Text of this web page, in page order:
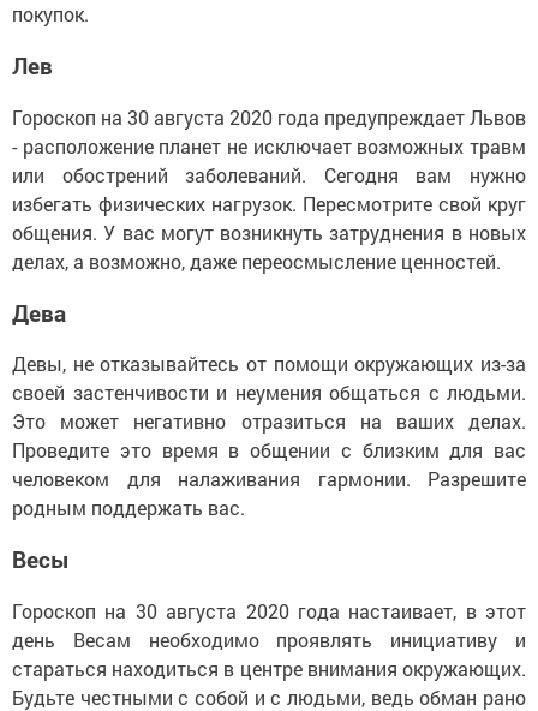
покупок.
Лев
Гороскоп на 30 августа 2020 года предупреждает Львов
- расположение планет не исключает возможных травм
или обострений заболеваний. Сегодня вам нужно
избегать физических нагрузок. Пересмотрите свой круг
общения. У вас могут возникнуть затруднения в новых
делах, а возможно, даже переосмысление ценностей.
Дева
Девы, не отказывайтесь от помощи окружающих из-за
своей застенчивости и неумения общаться с людьми.
Это может негативно отразиться на ваших делах.
Проведите это время в общении с близким для вас
человеком для налаживания гармонии. Разрешите
родным поддержать вас.
Весы
Гороскоп на 30 августа 2020 года настаивает, в этот
день Весам необходимо проявлять инициативу и
стараться находиться в центре внимания окружающих.
Будьте честными с собой и с людьми, ведь обман рано